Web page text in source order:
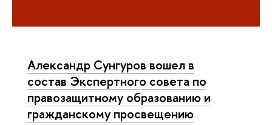
Александр Сунгуров вошел в
состав Экспертного совета по
правозащитному образованию и
гражданскому просвещению